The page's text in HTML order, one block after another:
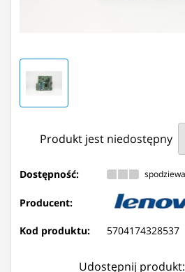
Produkt jest niedostępny
Dostępność:
Producent:
Kod produktu: 5704174328537
Udostępnij produkt: